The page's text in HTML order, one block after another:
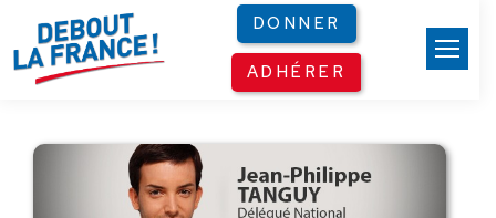
DONNER
ADHÉRER
Panneau de gestion des cookies